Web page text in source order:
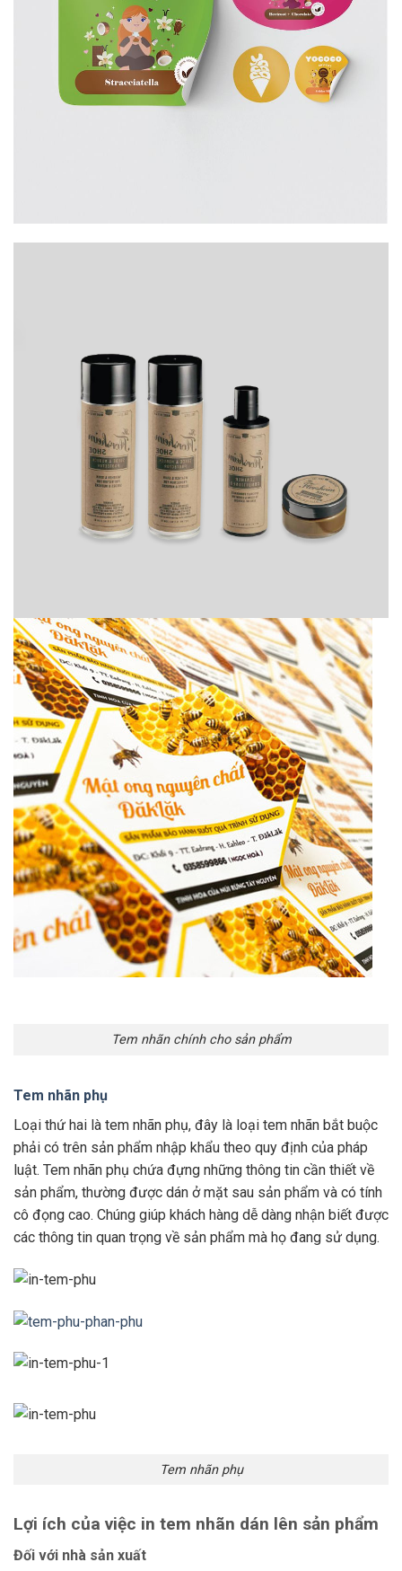
Tem nhãn chính cho sản phẩm
Tem nhãn phụ
Loại thứ hai là tem nhãn phụ, đây là loại tem nhãn bắt buộc
phải có trên sản phẩm nhập khẩu theo quy định của pháp
luật. Tem nhãn phụ chứa đựng những thông tin cần thiết về
sản phẩm, thường được dán ở mặt sau sản phẩm và có tính
cô đọng cao. Chúng giúp khách hàng dễ dàng nhận biết được
các thông tin quan trọng về sản phẩm mà họ đang sử dụng.
Tem nhãn phụ
Lợi ích của việc in tem nhãn dán lên sản phẩm
Đối với nhà sản xuất